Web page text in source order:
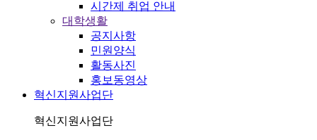
시간제 취업 안내
대학생활
공지사항
민원양식
활동사진
홍보동영상
혁신지원사업단
혁신지원사업단